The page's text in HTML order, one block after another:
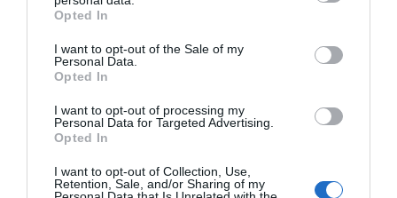
grant or deny consent to Google and its third-party tags to
use your data for below specified purposes in below Google
consent section.
Opted In
I want to opt-out of the Sale of my
Personal Data.
Opted In
I want to opt-out of processing my
Personal Data for Targeted Advertising.
Opted In
I want to opt-out of Collection, Use,
Retention, Sale, and/or Sharing of my